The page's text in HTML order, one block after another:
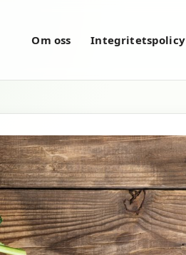
Om oss Integritetspolicy